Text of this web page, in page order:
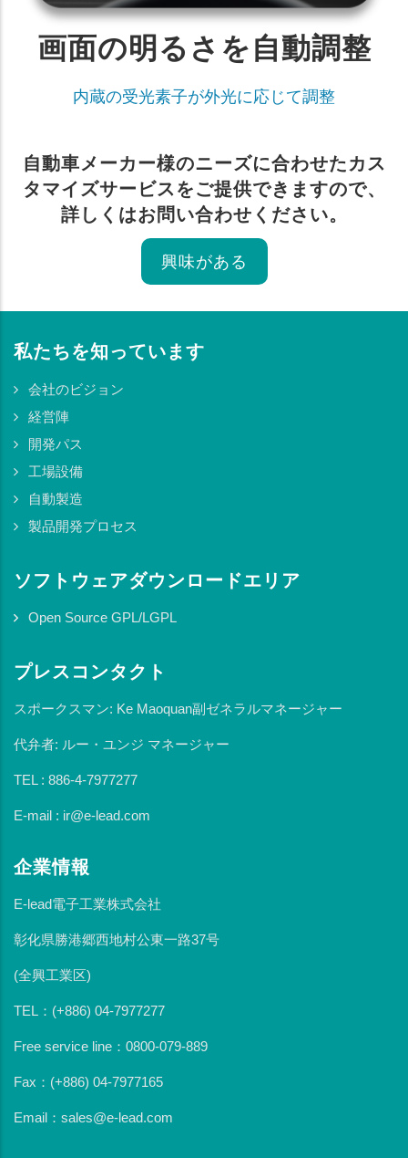
画面の明るさを自動調整
内蔵の受光素子が外光に応じて調整
自動車メーカー様のニーズに合わせたカス
タマイズサービスをご提供できますので、
詳しくはお問い合わせください。
興味がある
私たちを知っています
会社のビジョン
経営陣
開発パス
工場設備
自動製造
製品開発プロセス
ソフトウェアダウンロードエリア
Open Source GPL/LGPL
プレスコンタクト
スポークスマン: Ke Maoquan副ゼネラルマネージャー
代弁者: ルー・ユンジ マネージャー
TEL : 886-4-7977277
E-mail : ir@e-lead.com
企業情報
E-lead電子工業株式会社
彰化県勝港郷西地村公東一路37号
(全興工業区)
TEL：(+886) 04-7977277
Free service line：0800-079-889
Fax：(+886) 04-7977165
Email：sales@e-lead.com